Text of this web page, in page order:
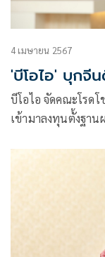
4 เมษายน 2567
'บีโอไอ' บุกจี
บีโอไอ จัดคณะโรด
เข้ามาลงทุนตั้งฐา
อุตสาหกรรมยานย